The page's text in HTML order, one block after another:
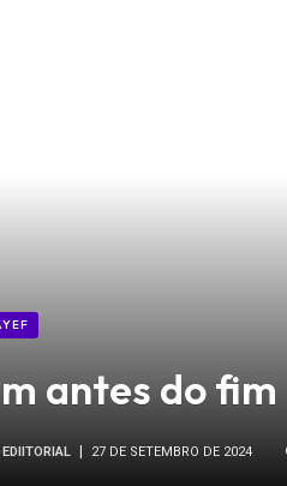
antes do fim
EDIITORIAL 27 DE SETEMBRO DE 2024